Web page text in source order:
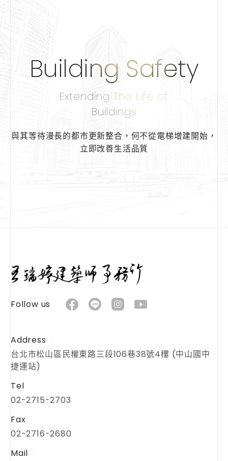
Building Safety
Extending The Life of
Buildings
與其等待漫長的都市更新整合， 何不從電梯增建開始，
立即改善生活品質
Follow us
Address
台北市松山區民權東路三段106巷38號4樓 (中山國中
捷運站)
Tel
02-2715-2703
Fax
02-2716-2680
Mail